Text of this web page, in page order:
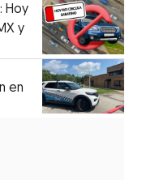
Hoy
y
en